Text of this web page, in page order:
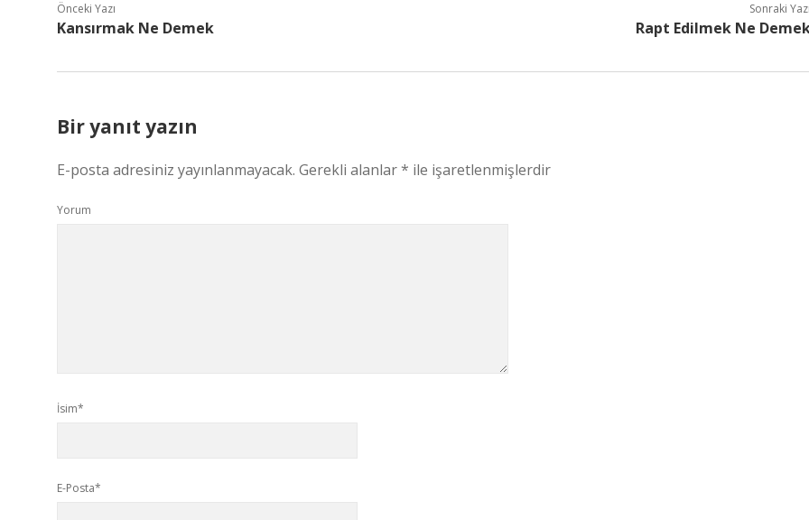
Önceki Yazı
Kansırmak Ne Demek
Sonraki Yazı
Rapt Edilmek Ne
Bir yanıt yazın
E-posta adresiniz yayınlanmayacak. Gerekli alanlar* ile işaretlenmişlerdir
Yorum
İsim*
E-Posta*